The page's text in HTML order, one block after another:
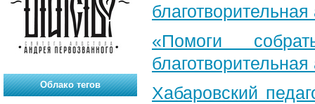
«Помоги
Хабаровский
Облако тегов